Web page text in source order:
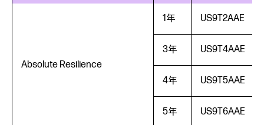
Absolute Resilience
1年 US9T2AAE
3年 US9T4AAE
4年 US9T5AAE
5年 US9T6AAE